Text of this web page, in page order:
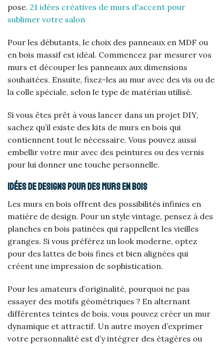
pose. 21 idées créatives de murs d'accent pour
sublimer votre salon
Pour les débutants, le choix des panneaux en MDF ou
en bois massif est idéal. Commencez par mesurer vos
murs et découper les panneaux aux dimensions
souhaitées. Ensuite, fixez-les au mur avec des vis ou de
la colle spéciale, selon le type de matériau utilisé.
Si vous êtes prêt à vous lancer dans un projet DIY,
sachez qu’il existe des kits de murs en bois qui
contiennent tout le nécessaire. Vous pouvez aussi
embellir votre mur avec des peintures ou des vernis
pour lui donner une touche personnelle.
Idées de designs pour des murs en bois
Les murs en bois offrent des possibilités infinies en
matière de design. Pour un style vintage, pensez à des
planches en bois patinées qui rappellent les vieilles
granges. Si vous préférez un look moderne, optez
pour des lattes de bois fines et bien alignées qui
créent une impression de sophistication.
Pour les amateurs d’originalité, pourquoi ne pas
essayer des motifs géométriques ? En alternant
différentes teintes de bois, vous pouvez créer un mur
dynamique et attractif. Un autre moyen d’exprimer
votre personnalité est d’y intégrer des étagères ou